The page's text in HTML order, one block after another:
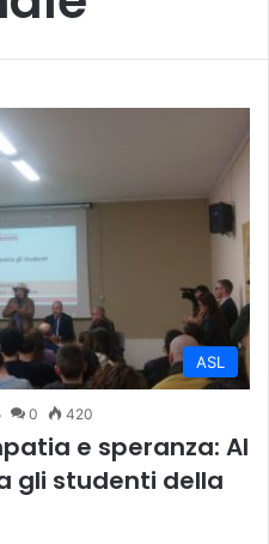
ASL
0 420
e speranza: Al
gli studenti della